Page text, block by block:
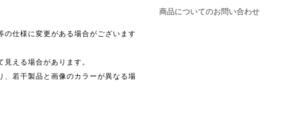
仕様に変更がある場合がございます
える場合があります。
若干製品と画像のカラーが異なる場
商品についてのお問い合わせ